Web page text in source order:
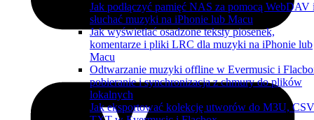
Jak podłączyć pamięć NAS za pomocą WebDAV
słuchać muzyki na iPhonie lub Macu
Jak wyświetlać osadzone teksty piosenek,
komentarze i pliki LRC dla muzyki na iPhonie lub
Macu
Odtwarzanie muzyki offline w Evermusic i
pobieranie i synchronizacja z chmury do plików
lokalnych
Jak eksportować kolekcję utworów do M3U,